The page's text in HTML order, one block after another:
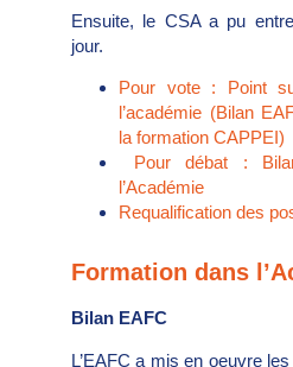
Ensuite, le CSA a pu
jour.
Pour vote : Point
l’académie (Bilan
la formation CAPPEI)
Pour débat :
l’Académie
Requalification des
Formation dans
Bilan EAFC
L’EAFC a mis en oeuvre